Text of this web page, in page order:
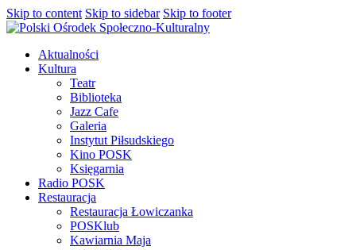
Skip to content Skip to sidebar Skip to footer
Aktualności
Kultura
Teatr
Biblioteka
Jazz Cafe
Galeria
Instytut Piłsudskiego
Kino POSK
Księgarnia
Radio POSK
Restauracja
Restauracja Łowiczanka
POSKlub
Kawiarnia Maja